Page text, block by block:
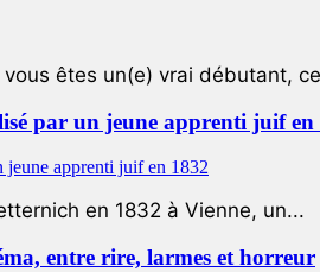
êtes un(e) vrai débutant, ce
par un jeune apprenti juif en
en 1832 à Vienne, un...
entre rire, larmes et horreur